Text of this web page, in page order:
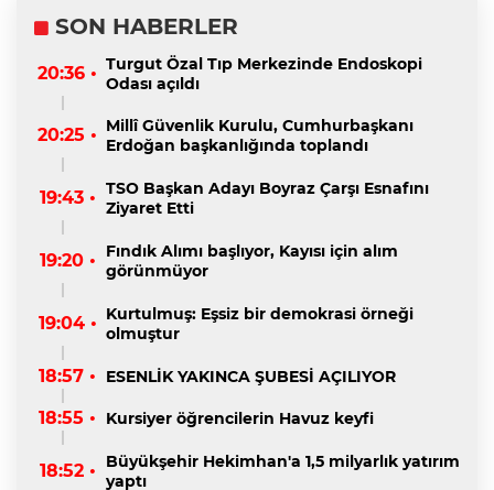
SON HABERLER
20:36 • Turgut Özal Tıp Merkezinde Endoskopi
Odası açıldı
20:25 • Millî Güvenlik Kurulu, Cumhurbaşkanı
Erdoğan başkanlığında toplandı
19:43 • TSO Başkan Adayı Boyraz Çarşı Esnafını
Ziyaret Etti
19:20 •
Fındık Alımı başlıyor, Kayısı için alım
görünmüyor
19:04 • Kurtulmuş: Eşsiz bir demokrasi örneği
olmuştur
18:57 • ESENLİK YAKINCA ŞUBESİ AÇILIYOR
18:55 • Kursiyer öğrencilerin Havuz keyfi
18:52 •
Büyükşehir Hekimhan'a 1,5 milyarlık yatırım
yaptı